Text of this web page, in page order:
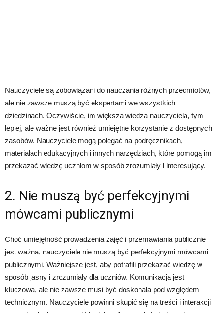
Nauczyciele są zobowiązani do nauczania różnych przedmiotów,
ale nie zawsze muszą być ekspertami we wszystkich
dziedzinach. Oczywiście, im większa wiedza nauczyciela, tym
lepiej, ale ważne jest również umiejętne korzystanie z dostępnych
zasobów. Nauczyciele mogą polegać na podręcznikach,
materiałach edukacyjnych i innych narzędziach, które pomogą im
przekazać wiedzę uczniom w sposób zrozumiały i interesujący.
2. Nie muszą być perfekcyjnymi
mówcami publicznymi
Choć umiejętność prowadzenia zajęć i przemawiania publicznie
jest ważna, nauczyciele nie muszą być perfekcyjnymi mówcami
publicznymi. Ważniejsze jest, aby potrafili przekazać wiedzę w
sposób jasny i zrozumiały dla uczniów. Komunikacja jest
kluczowa, ale nie zawsze musi być doskonała pod względem
technicznym. Nauczyciele powinni skupić się na treści i interakcji